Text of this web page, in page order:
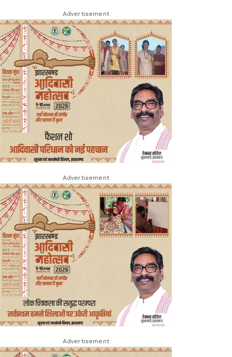
Advertisement
Advertisement
Advertisement